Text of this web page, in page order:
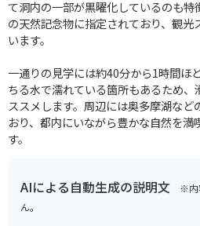
て洞内の一部が黒曜化しているのも特
の天然記念物に指定されており、観光
います。
一通りの見学には約40分から1時間ほ
ちる水で濡れている箇所もあるため
ススメします。周辺には奥多摩湖など
おり、都内にいながら豊かな自然を満
す。
AIによる自動生成の説明文 ※内
ん。